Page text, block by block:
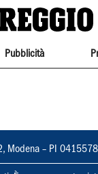
Pubblicità
Modena – PI